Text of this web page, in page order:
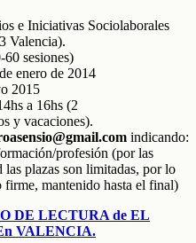
e Iniciativas Sociolaborales
Valencia).
sesiones)
enero de 2014
2015
a 16hs (2
y vacaciones).
indicando:
profesión (por las
las plazas son limitadas, por lo
firme, mantenido hasta el final)
DE LECTURA de EL
VALENCIA.